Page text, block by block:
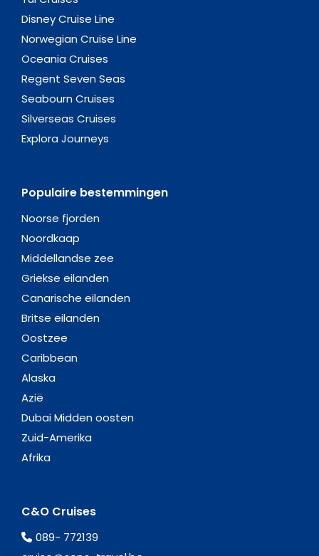
Disney Cruise Line
Norwegian Cruise Line
Oceania Cruises
Regent Seven Seas
Seabourn Cruises
Silverseas Cruises
Explora Journeys
Populaire bestemmingen
Noorse fjorden
Noordkaap
Middellandse zee
Griekse eilanden
Canarische eilanden
Britse eilanden
Oostzee
Caribbean
Alaska
Azië
Dubai Midden oosten
Zuid-Amerika
Afrika
C&O Cruises
089- 772139